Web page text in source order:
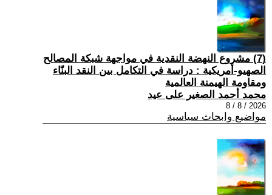
(7) مشروع النهضة النقدية في مواجهة شبكة المصالح
الصهيو-أمريكية : دراسة في التكامل بين النقد البنّاء
ومقاومة الهيمنة العالمية
محمد أحمد الصغير على عيد
2026 / 8 / 8
مواضيع وابحاث سياسية